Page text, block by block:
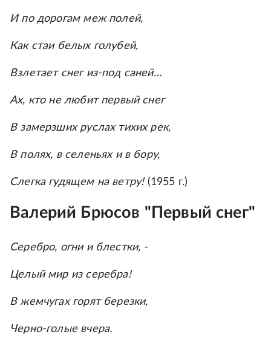
И по дорогам меж полей,
Как стаи белых голубей,
Взлетает снег из-под саней…
Ах, кто не любит первый снег
В замерзших руслах тихих рек,
В полях, в селеньях и в бору,
Слегка гудящем на ветру! (1955 г.)
Валерий Брюсов "Первый снег"
Серебро, огни и блестки, -
Целый мир из серебра!
В жемчугах горят березки,
Черно-голые вчера.